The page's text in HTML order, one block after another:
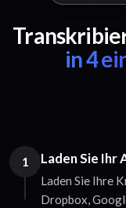
in 4
1 Laden Sie Ihr
Laden Sie Ihre
Dropbox,